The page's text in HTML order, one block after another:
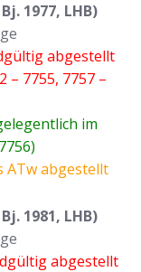
1977, LHB)
abgestellt
– 7755, 7757 –
im
ATw abgestellt
1981, LHB)
abgestellt